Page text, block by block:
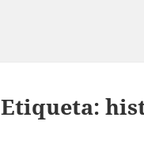
Etiqueta: